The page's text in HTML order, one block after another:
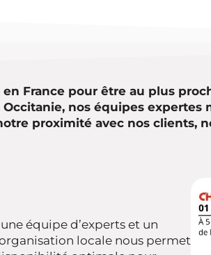
France pour être au plus
Occitanie, nos équipes
proximité avec nos clients,
équipe d’experts et un
locale nous permet